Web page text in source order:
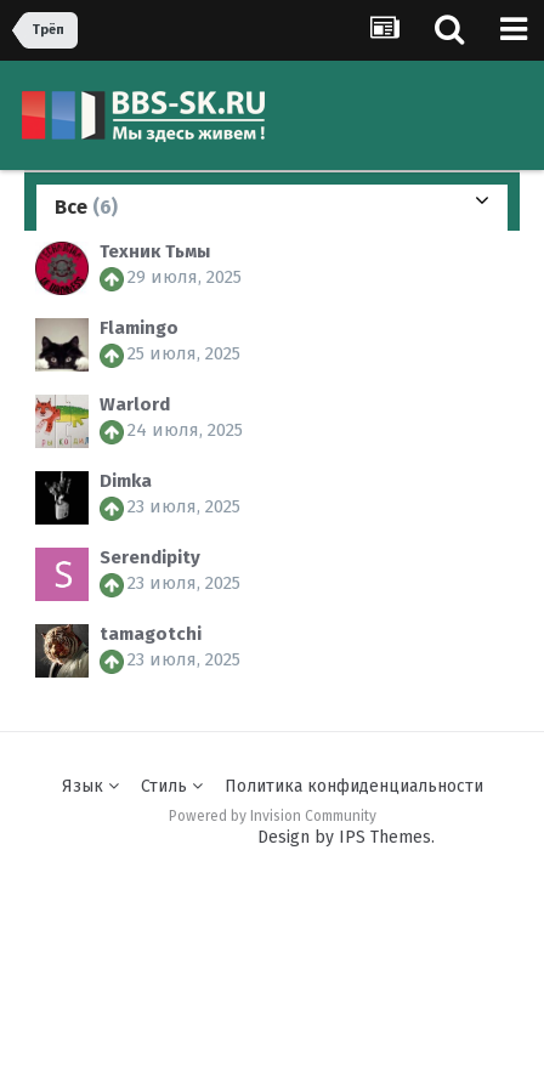
Трёп
Все (6)
Техник Тьмы
29 июля, 2025
Flamingo
25 июля, 2025
Warlord
24 июля, 2025
Dimka
23 июля, 2025
Serendipity
23 июля, 2025
tamagotchi
23 июля, 2025
Язык Стиль Политика конфиденциальности
Powered by Invision Community
Design by IPS Themes.